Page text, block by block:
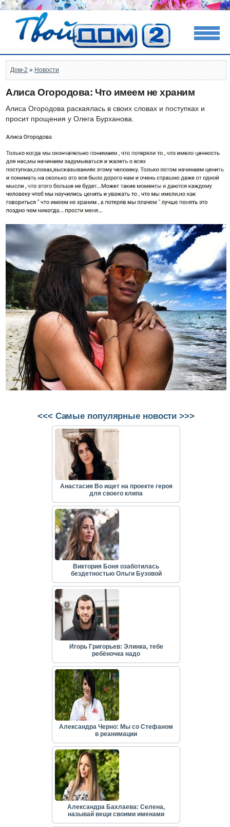
Дом-2 » Новости
Алиса Огородова: Что имеем не храним
Алиса Огородова раскаялась в своих словах и поступках и
просит прощения у Олега Бурханова.
<<< Самые популярные новости >>>
Анастасия Во ищет на проекте героя
для своего клипа
Виктория Боня озаботилась
бездетностью Ольги Бузовой
Игорь Григорьев: Элинка, тебе
ребёночка надо
Александра Черно: Мы со Стефаном
в реанимации
Александра Бахлаева: Селена,
называй вещи своими именами